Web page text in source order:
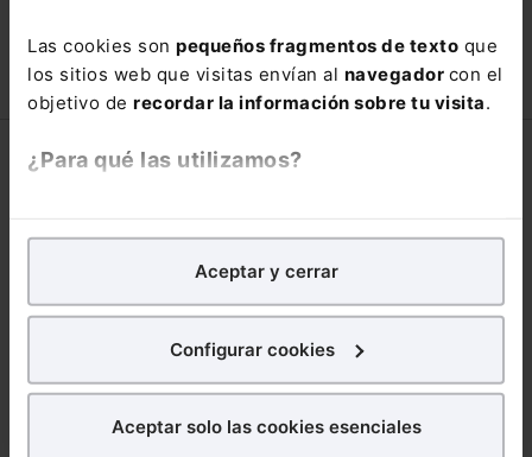
Las cookies son pequeños fragmentos de texto que
los sitios web que visitas envían al navegador con el
objetivo de recordar la información sobre tu visita.
¿Para qué las utilizamos?
analíticospara tratar demejorar tu experienciaen
nuestra página web. También con fines publicitarios,
para poder mostrarte publicidad y contenidos de tu
¿Qué puedes hacer?
Aceptar y cerrar
Configurar cookies
Aceptar solo las cookies esenciales
110,00€ 66,00€
COMPRAR
Corporativo
Nuestro equipo
Librerías asociadas
Formularios Jurídicos